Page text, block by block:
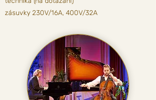
zásuvky 230V/16A, 400V/32A